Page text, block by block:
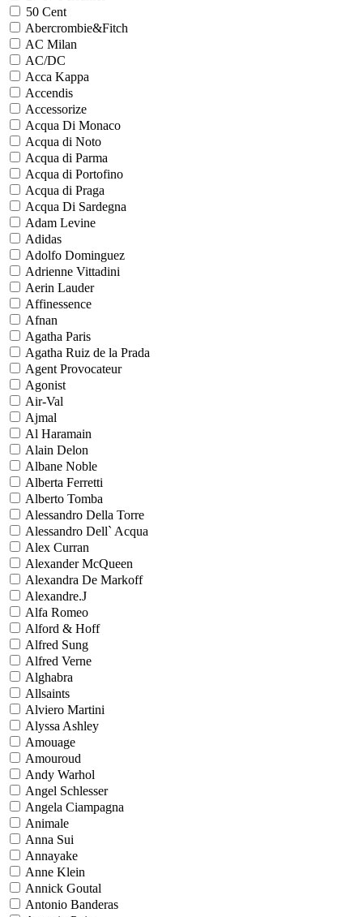
50 Cent
Abercrombie&Fitch
AC Milan
AC/DC
Acca Kappa
Accendis
Accessorize
Acqua Di Monaco
Acqua di Noto
Acqua di Parma
Acqua di Portofino
Acqua di Praga
Acqua Di Sardegna
Adam Levine
Adidas
Adolfo Dominguez
Adrienne Vittadini
Aerin Lauder
Affinessence
Afnan
Agatha Paris
Agatha Ruiz de la Prada
Agent Provocateur
Agonist
Air-Val
Ajmal
Al Haramain
Alain Delon
Albane Noble
Alberta Ferretti
Alberto Tomba
Alessandro Della Torre
Alessandro Dell` Acqua
Alex Curran
Alexander McQueen
Alexandra De Markoff
Alexandre.J
Alfa Romeo
Alford & Hoff
Alfred Sung
Alfred Verne
Alghabra
Allsaints
Alviero Martini
Alyssa Ashley
Amouage
Amouroud
Andy Warhol
Angel Schlesser
Angela Ciampagna
Animale
Anna Sui
Annayake
Anne Klein
Annick Goutal
Antonio Banderas